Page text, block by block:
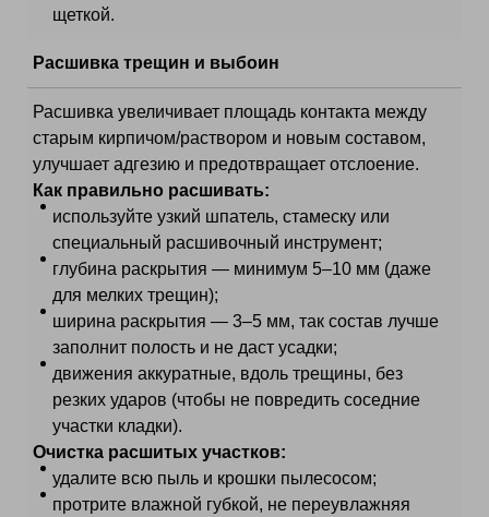
щеткой.
Расшивка трещин и выбоин
Расшивка увеличивает площадь контакта между
старым кирпичом/раствором и новым составом,
улучшает адгезию и предотвращает отслоение.
Как правильно расшивать:
используйте узкий шпатель, стамеску или
специальный расшивочный инструмент;
глубина раскрытия — минимум 5–10 мм (даже
для мелких трещин);
ширина раскрытия — 3–5 мм, так состав лучше
заполнит полость и не даст усадки;
движения аккуратные, вдоль трещины, без
резких ударов (чтобы не повредить соседние
участки кладки).
Очистка расшитых участков:
удалите всю пыль и крошки пылесосом;
протрите влажной губкой, не переувлажняя